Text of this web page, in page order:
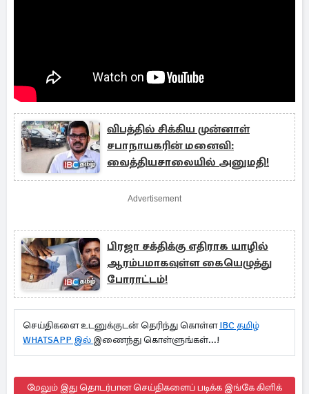
விபத்தில் சிக்கிய முன்னாள்
சபாநாயகரின் மனைவி:
வைத்தியசாலையில் அனுமதி!
Advertisement
பிரஜா சக்திக்கு எதிராக யாழில்
ஆரம்பமாகவுள்ள கையெழுத்து
போராட்டம்!
செய்திகளை உடனுக்குடன் தெரிந்து கொள்ளIBC தமிழ்
WHATSAPP இல் இணைந்து கொள்ளுங்கள்...!
மேலும் இது தொடர்பான செய்திகளைப் படிக்க இங்கே கிளிக்